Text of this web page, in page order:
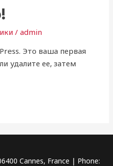
/admin
Это ваша первая
удалите ее, затем
Cannes, France | Phone: